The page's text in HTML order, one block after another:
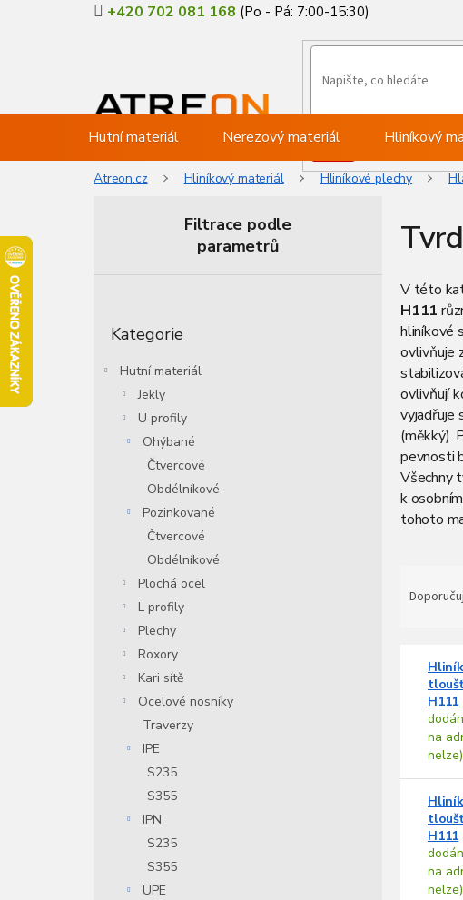
+420 702 081 168
Hutní materiál Nerezový materiál Hliníkový
Atreon.cz Hliníkový materiál Hliníkové plechy
Filtrace podle
parametrů
kategorie
Kategorie
Hutní materiál
Jekly
U profily
Ohýbané
Čtvercové
Obdélníkové
Pozinkované
Čtvercové
Obdélníkové
Plochá ocel
L profily
Plechy
Roxory
Kari sítě
Ocelové nosníky
Traverzy
IPE
S235
S355
IPN
S235
S355
UPE
V této
H111
hliníkové
ovlivňuje
ovlivňují
vyjadřuje
(měkký).
pevnosti
Všechny
k
tohoto
u
r
H111
na
nelze)
H111
na
nelze)